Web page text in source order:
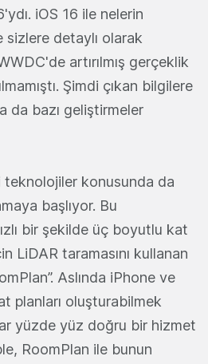
iOS 16 ile nelerin
detaylı olarak
artırılmış gerçeklik
Şimdi çıkan bilgilere
da bazı geliştirmeler
teknolojiler konusunda da
başlıyor. Bu
bir şekilde üç boyutlu kat
LiDAR taramasını kullanan
Aslında iPhone ve
planları oluşturabilmek
yüzde yüz doğru bir hizmet
RoomPlan ile bunun